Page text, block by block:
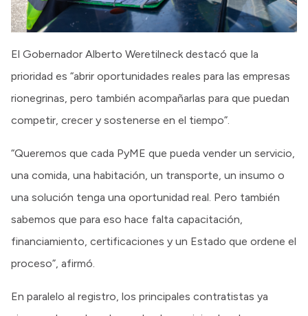
El Gobernador Alberto Weretilneck destacó que la
prioridad es “abrir oportunidades reales para las empresas
rionegrinas, pero también acompañarlas para que puedan
competir, crecer y sostenerse en el tiempo”.
“Queremos que cada PyME que pueda vender un servicio,
una comida, una habitación, un transporte, un insumo o
una solución tenga una oportunidad real. Pero también
sabemos que para eso hace falta capacitación,
financiamiento, certificaciones y un Estado que ordene el
proceso”, afirmó.
En paralelo al registro, los principales contratistas ya